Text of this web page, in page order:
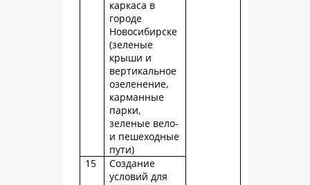
каркаса в
городе
Новосибирске
(зеленые
крыши и
вертикальное
озеленение,
карманные
парки,
зеленые вело-
и пешеходные
пути)
15
Создание
условий для